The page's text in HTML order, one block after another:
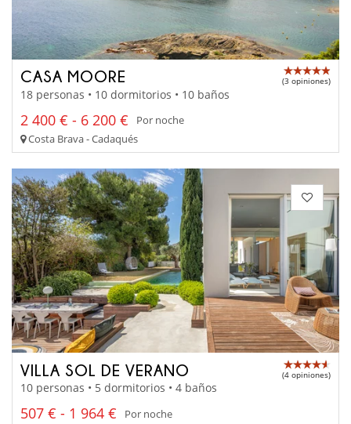
CASA MOORE (3 opiniones)
18 personas • 10 dormitorios • 10 baños
2 400 € - 6 200 €
Por noche
Costa Brava - Cadaqués
VILLA SOL DE VERANO (4 opiniones)
10 personas • 5 dormitorios • 4 baños
507 € - 1 964 €
Por noche